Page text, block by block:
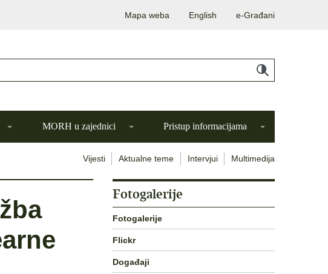
Mapa weba English e-Građani
MORH u zajednici Pristup informacijama
Vijesti Aktualne teme Intervjui Multimedija
Fotogalerije
Fotogalerije
Flickr
Događaji